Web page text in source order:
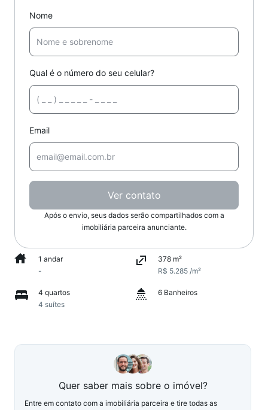
Nome
Qual é o número do seu celular?
Email
Ver contato
Após o envio, seus dados serão compartilhados com a
imobiliária parceira anunciante.
1 andar
-
378 m²
R$ 5.285 /m²
4 quartos
4 suítes
6 Banheiros
Quer saber mais sobre o imóvel?
Entre em contato com a imobiliária parceira e tire todas as